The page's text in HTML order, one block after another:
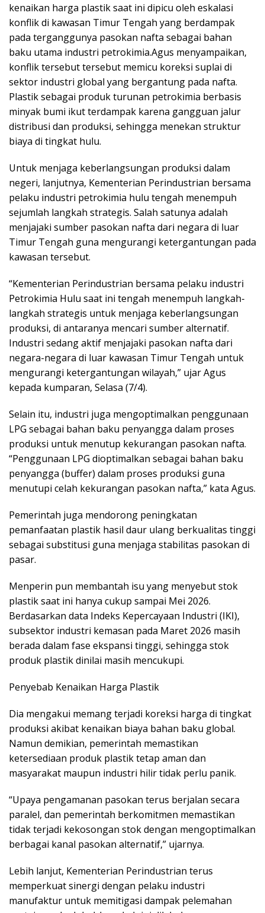
kenaikan harga plastik saat ini dipicu oleh eskalasi
konflik di kawasan Timur Tengah yang berdampak
pada terganggunya pasokan nafta sebagai bahan
baku utama industri petrokimia.Agus menyampaikan,
konflik tersebut tersebut memicu koreksi suplai di
sektor industri global yang bergantung pada nafta.
Plastik sebagai produk turunan petrokimia berbasis
minyak bumi ikut terdampak karena gangguan jalur
distribusi dan produksi, sehingga menekan struktur
biaya di tingkat hulu.
Untuk menjaga keberlangsungan produksi dalam
negeri, lanjutnya, Kementerian Perindustrian bersama
pelaku industri petrokimia hulu tengah menempuh
sejumlah langkah strategis. Salah satunya adalah
menjajaki sumber pasokan nafta dari negara di luar
Timur Tengah guna mengurangi ketergantungan pada
kawasan tersebut.
“Kementerian Perindustrian bersama pelaku industri
Petrokimia Hulu saat ini tengah menempuh langkah-
langkah strategis untuk menjaga keberlangsungan
produksi, di antaranya mencari sumber alternatif.
Industri sedang aktif menjajaki pasokan nafta dari
negara-negara di luar kawasan Timur Tengah untuk
mengurangi ketergantungan wilayah,” ujar Agus
kepada kumparan, Selasa (7/4).
Selain itu, industri juga mengoptimalkan penggunaan
LPG sebagai bahan baku penyangga dalam proses
produksi untuk menutup kekurangan pasokan nafta.
“Penggunaan LPG dioptimalkan sebagai bahan baku
penyangga (buffer) dalam proses produksi guna
menutupi celah kekurangan pasokan nafta,” kata Agus.
Pemerintah juga mendorong peningkatan
pemanfaatan plastik hasil daur ulang berkualitas tinggi
sebagai substitusi guna menjaga stabilitas pasokan di
pasar.
Menperin pun membantah isu yang menyebut stok
plastik saat ini hanya cukup sampai Mei 2026.
Berdasarkan data Indeks Kepercayaan Industri (IKI),
subsektor industri kemasan pada Maret 2026 masih
berada dalam fase ekspansi tinggi, sehingga stok
produk plastik dinilai masih mencukupi.
Penyebab Kenaikan Harga Plastik
Dia mengakui memang terjadi koreksi harga di tingkat
produksi akibat kenaikan biaya bahan baku global.
Namun demikian, pemerintah memastikan
ketersediaan produk plastik tetap aman dan
masyarakat maupun industri hilir tidak perlu panik.
“Upaya pengamanan pasokan terus berjalan secara
paralel, dan pemerintah berkomitmen memastikan
tidak terjadi kekosongan stok dengan mengoptimalkan
berbagai kanal pasokan alternatif,” ujarnya.
Lebih lanjut, Kementerian Perindustrian terus
memperkuat sinergi dengan pelaku industri
manufaktur untuk memitigasi dampak pelemahan